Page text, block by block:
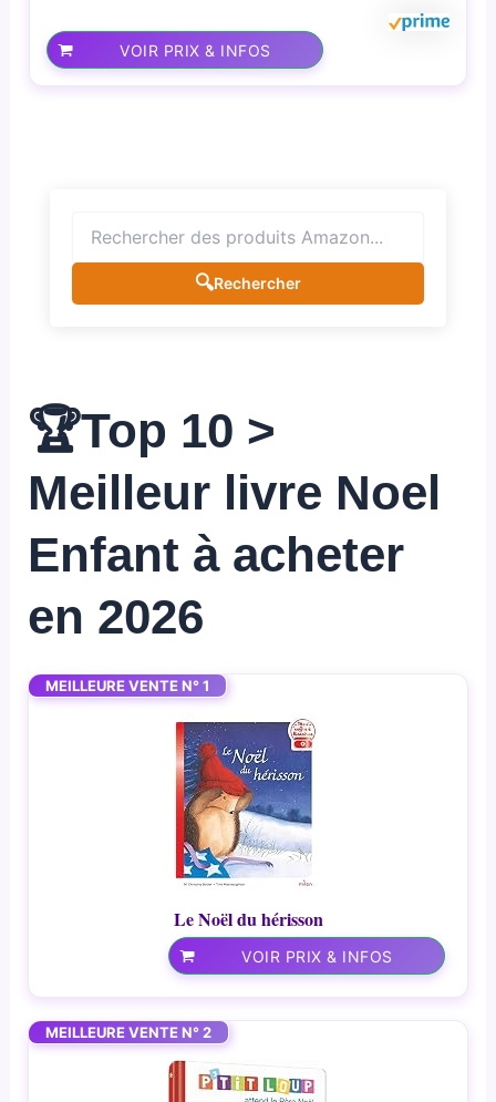
VOIR PRIX & INFOS
🔍Rechercher
🏆Top 10 >
Meilleur livre Noel
Enfant à acheter
en 2026
MEILLEURE VENTE N° 1
Le Noël du hérisson
VOIR PRIX & INFOS
MEILLEURE VENTE N° 2